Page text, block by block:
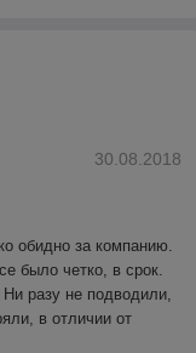
30.08.2018
обидно за компанию.
было четко, в срок.
разу не подводили,
в отличии от